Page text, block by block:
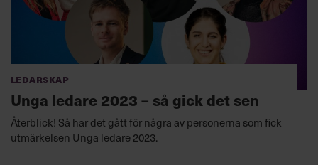
Ledarskap
Unga ledare 2023 – så gick det sen
Återblick! Så har det gått för några av personerna som fick
utmärkelsen Unga ledare 2023.